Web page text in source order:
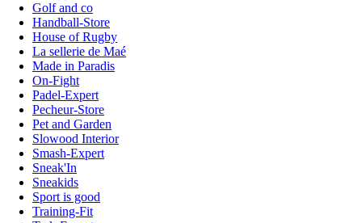
Golf and co
Handball-Store
House of Rugby
La sellerie de Maé
Made in Paradis
On-Fight
Padel-Expert
Pecheur-Store
Pet and Garden
Slowood Interior
Smash-Expert
Sneak'In
Sneakids
Sport is good
Training-Fit